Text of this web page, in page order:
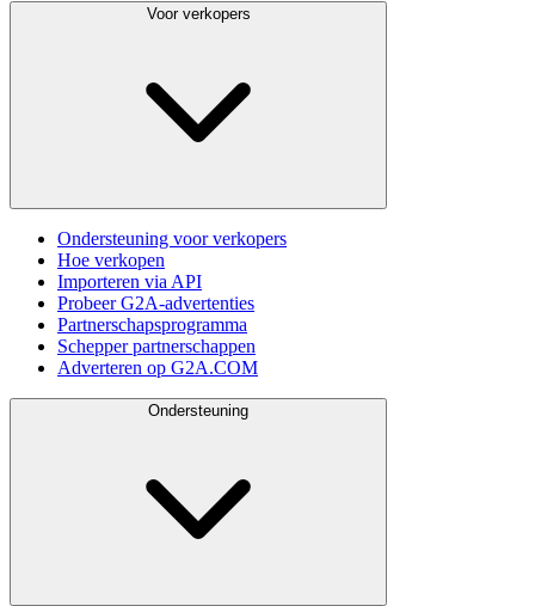
Voor verkopers
Ondersteuning voor verkopers
Hoe verkopen
Importeren via API
Probeer G2A-advertenties
Partnerschapsprogramma
Schepper partnerschappen
Adverteren op G2A.COM
Ondersteuning